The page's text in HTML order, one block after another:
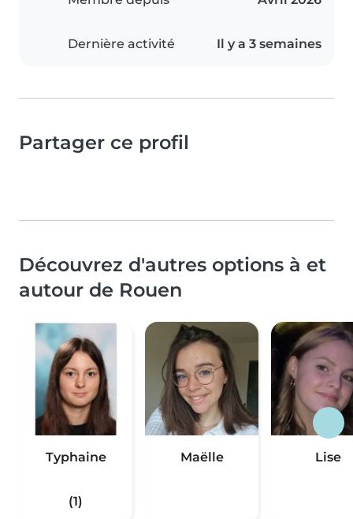
Dernière activité Il y a 3 semaines
Partager ce profil
Découvrez d'autres options à et
autour de Rouen
Typhaine
(1)
Maëlle Lise